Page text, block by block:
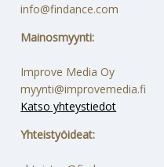
info@findance.com
Mainosmyynti:
Improve Media Oy
myynti@improvemedia.fi
Katso yhteystiedot
Yhteistyöideat: